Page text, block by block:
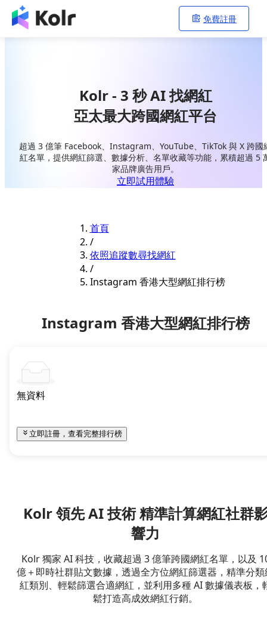
免費註冊
Kolr - 3 秒 AI 找網紅
亞太最大跨國網紅平台
超過 3 億筆 Facebook、Instagram、YouTube、TikTok 與 X 跨國
紅名單，提供網紅篩選、數據分析、名單收藏等功能，累積超過 5
家品牌廣告用戶。
立即試用體驗
首頁
/
依照追蹤數尋找網紅
/
Instagram 香港大型網紅排行榜
Instagram 香港大型網紅排行榜
無資料
立即註冊，查看完整排行榜
Kolr 領先 AI 技術 精準計算網紅社群
響力
Kolr 獨家 AI 科技，收藏超過 3 億筆跨國網紅名單，以及
億＋即時社群貼文數據，透過全方位網紅篩選器，精準分類
紅類別、輕鬆篩選合適網紅，並利用多種 AI 數據儀表板，
鬆打造高成效網紅行銷。